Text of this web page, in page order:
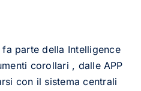
fa parte della Intelligence
corollari , dalle APP
con il sistema centrali